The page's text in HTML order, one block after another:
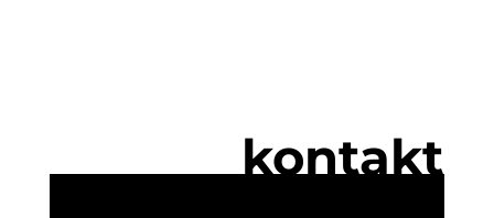
kontakt